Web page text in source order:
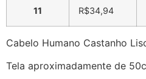
11 R$34,94
Cabelo Humano Castanho
Tela aproximadamente de